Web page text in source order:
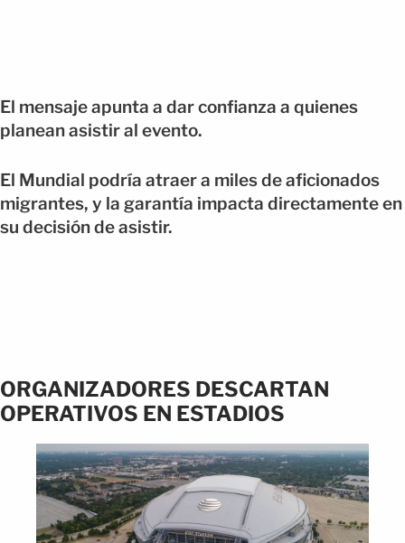
El mensaje apunta a dar confianza a quienes
planean asistir al evento.
El Mundial podría atraer a miles de aficionados
migrantes, y la garantía impacta directamente en
su decisión de asistir.
ORGANIZADORES DESCARTAN
OPERATIVOS EN ESTADIOS